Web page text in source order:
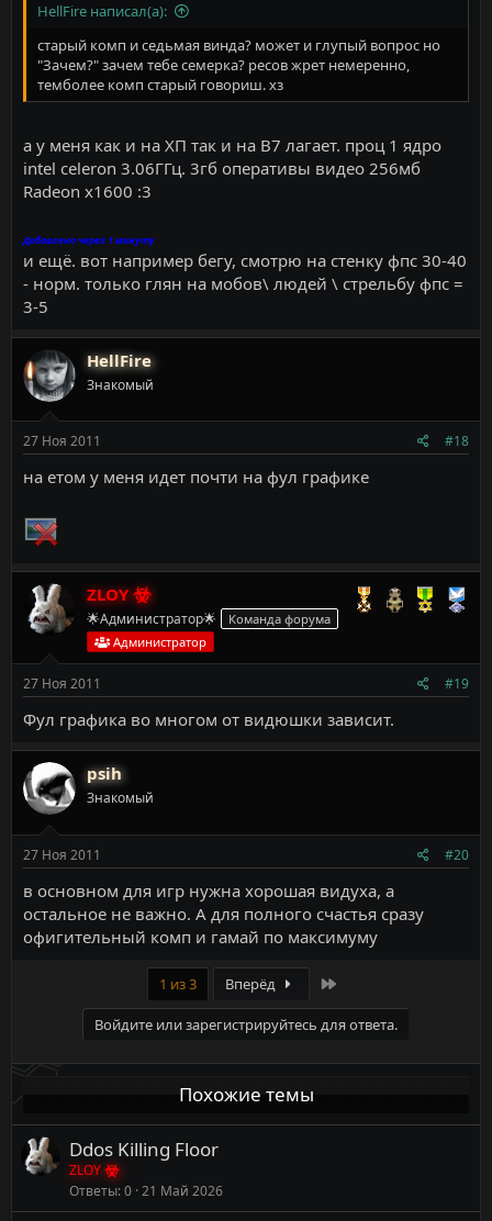
HellFire написал(а):
старый комп и седьмая винда? может и глупый вопрос но
"Зачем?" зачем тебе семерка? ресов жрет немеренно,
темболее комп старый говориш. хз
а у меня как и на ХП так и на В7 лагает. проц 1 ядро
intel celeron 3.06ГГц. 3гб оперативы видео 256мб
Radeon x1600 :3
Добавлено через 1 минуту
и ещё. вот например бегу, смотрю на стенку фпс 30-40
- норм. только глян на мобов\ людей \ стрельбу фпс =
3-5
HellFire
Знакомый
27 Ноя 2011 #18
на етом у меня идет почти на фул графике
ZLOY
🌟Администратор🌟
Команда форума
Администратор
27 Ноя 2011 #19
Фул графика во многом от видюшки зависит.
psih
Знакомый
27 Ноя 2011 #20
в основном для игр нужна хорошая видуха, а
остальное не важно. А для полного счастья сразу
офигительный комп и гамай по максимуму
1 из 3 Вперёд
Войдите или зарегистрируйтесь для ответа.
Похожие темы
Ddos Killing Floor
ZLOY
Ответы 0 21 Май 2026